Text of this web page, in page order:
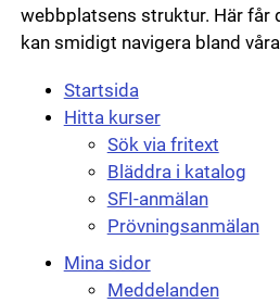
webbplatsens struktur. Här får
kan smidigt navigera bland
Startsida
Hitta kurser
Sök via fritext
Bläddra i katalog
SFI-anmälan
Prövningsanmälan
Mina sidor
Meddelanden